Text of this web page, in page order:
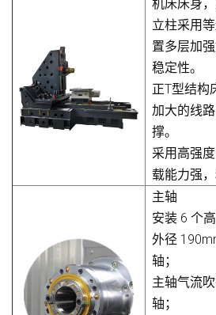
机床床身
立柱采用
置多层加
稳定性。
正T型结构
加大的线
撑。
采用高强
载能力强，
主轴
安装 6 个
外径
轴；
主轴气流
轴；